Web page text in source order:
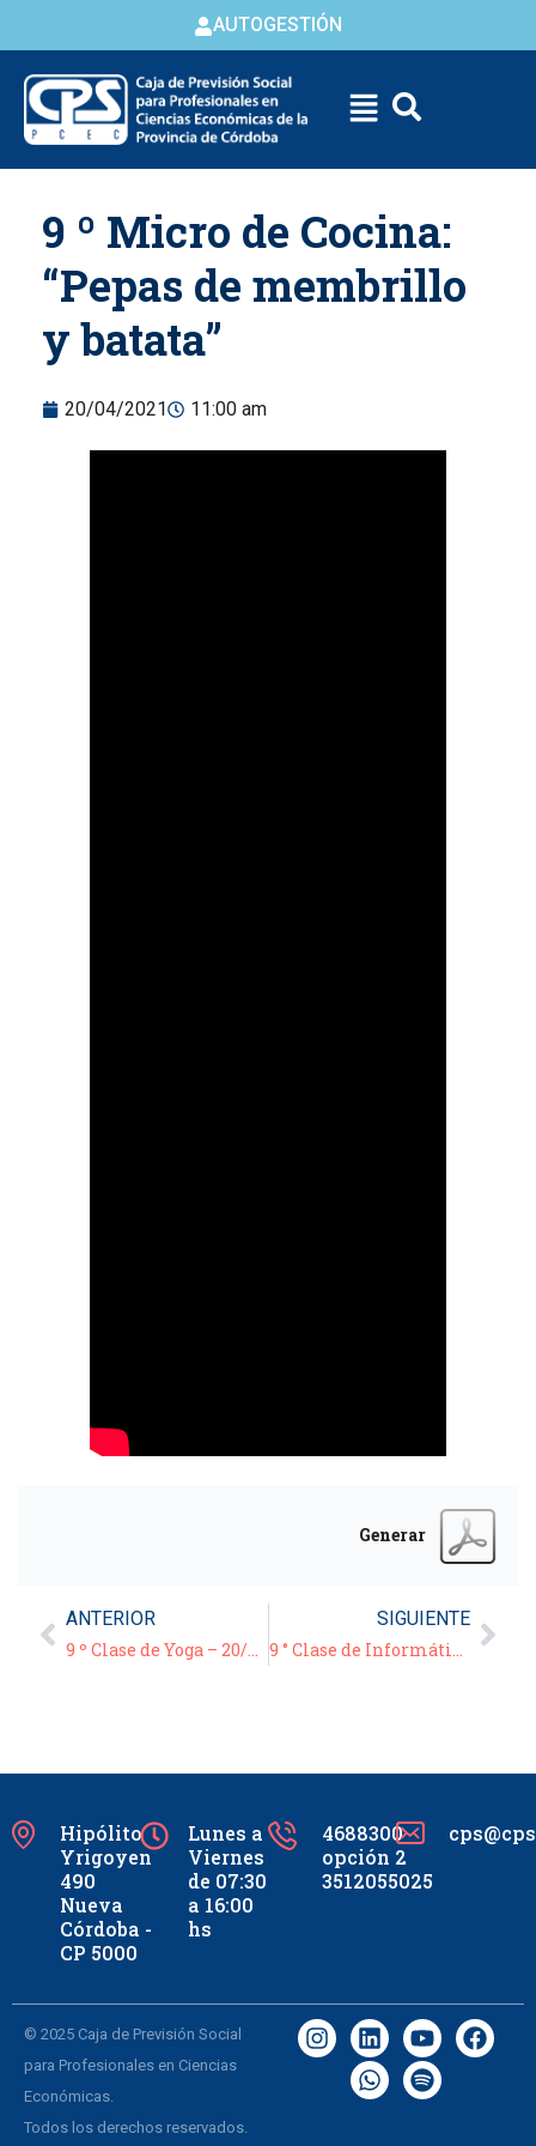
AUTOGESTIÓN
content
9 º Micro de Cocina:
“Pepas de membrillo
y batata”
20/04/2021 11:00 am
Generar
ANTERIOR
9 º Clase de Yoga – 20/04/21
SIGUIENTE
9 ° Clase de Informática – Video/Tutorial: “Manejo y opciones de Calendario”
Hipólito
Yrigoyen
490
Nueva
Córdoba -
CP 5000
Lunes a
Viernes
de 07:30
a 16:00
hs
4688300
opción 2
3512055025
© 2025 Caja de Previsión Social
para Profesionales en Ciencias
Económicas.
Todos los derechos reservados.